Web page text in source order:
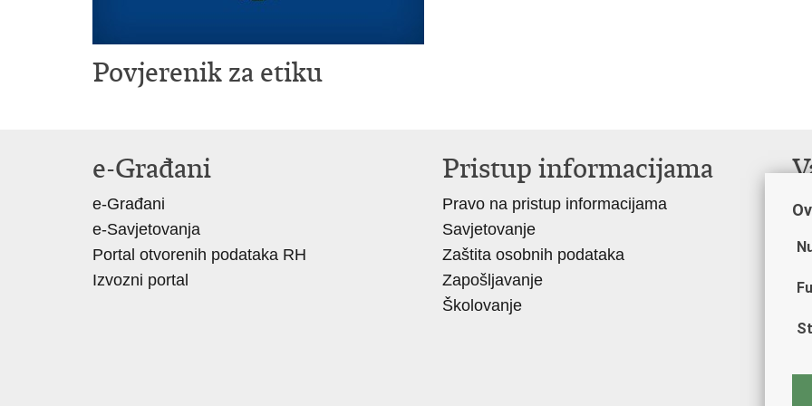
Povjerenik za etiku
e-Građani
e-Građani
e-Savjetovanja
Portal otvorenih podataka RH
Izvozni portal
Pristup informacijama
Pravo na pristup informacijama
Savjetovanje
Zaštita osobnih podataka
Zapošljavanje
Školovanje